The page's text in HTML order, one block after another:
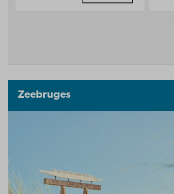
Zeebruges